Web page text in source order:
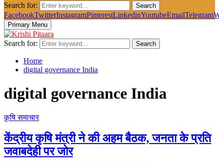
Search for: Search
FacebookTwitterInstagramPinterestLinkedinYoutubeEmailTelegram
Primary Menu
Search for: Search
Home
digital governance India
digital governance India
कृषि समाचार
केंद्रीय कृषि मंत्री ने की अहम बैठक, जनता के प्रति
जवाबदेही पर जोर